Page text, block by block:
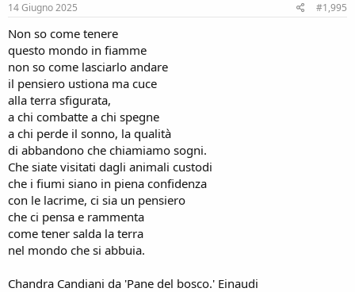
s
14 Giugno 2025 #1,995
Non so come tenere
questo mondo in fiamme
non so come lasciarlo andare
il pensiero ustiona ma cuce
alla terra sfigurata,
a chi combatte a chi spegne
a chi perde il sonno, la qualità
di abbandono che chiamiamo sogni.
Che siate visitati dagli animali custodi
che i fiumi siano in piena confidenza
con le lacrime, ci sia un pensiero
che ci pensa e rammenta
come tener salda la terra
nel mondo che si abbuia.
Chandra Candiani da 'Pane del bosco.' Einaudi